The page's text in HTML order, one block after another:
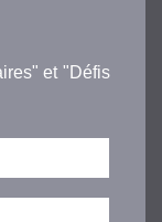
et "Défis